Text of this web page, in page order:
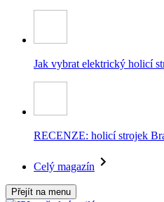
Jak vybrat elektrický holicí
RECENZE: holicí strojek
Celý magazín
Přejít na menu